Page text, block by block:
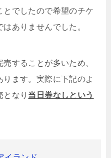
でしたので希望のチケ
ありませんでした。
することが多いため、
ます。実際に下記のよ
となり 当日券なしという